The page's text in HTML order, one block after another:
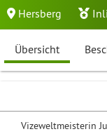
Hersberg
Übersicht
Vizeweltmeisterin